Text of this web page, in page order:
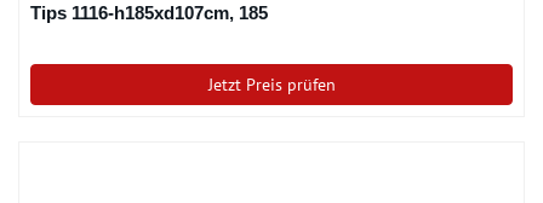
Tips 1116-h185xd107cm, 185
Jetzt Preis prüfen